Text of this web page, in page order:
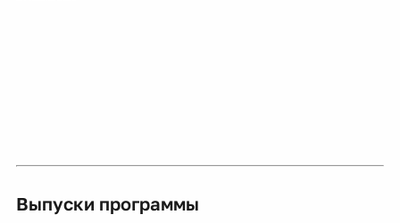
Выпуски программы